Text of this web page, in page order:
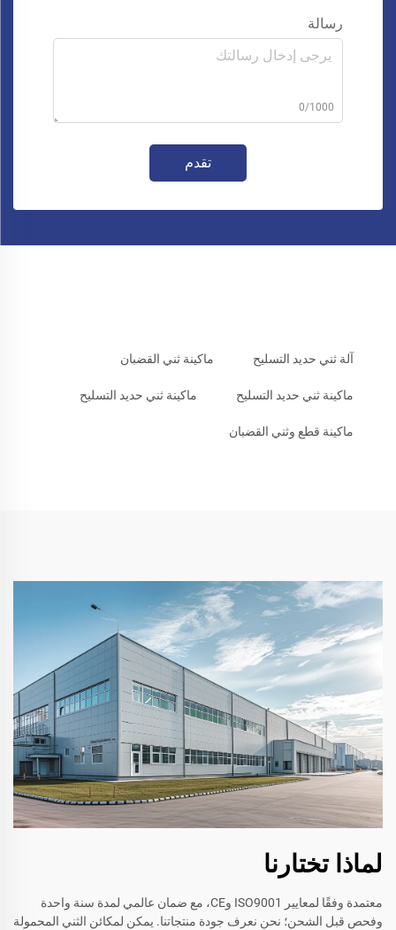
رسالة
0/1000
تقدم
آلة ثني حديد التسليح ماكينة ثني القضبان
ماكينة ثني حديد التسليح ماكينة ثني حديد التسليح
ماكينة قطع وثني القضبان
لماذا تختارنا
معتمدة وفقًا لمعايير ISO9001 وCE، مع ضمان عالمي لمدة سنة واحدة
وفحص قبل الشحن؛ نحن نعرف جودة منتجاتنا. يمكن لمكائن الثني المحمولة